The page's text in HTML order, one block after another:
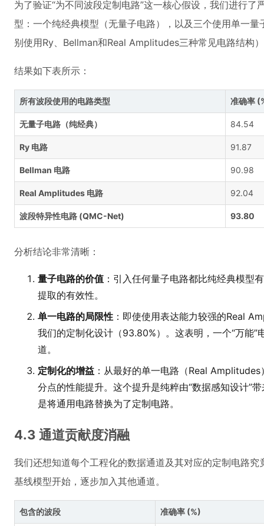
为了验证“为不同波段定制电路”这一核心假设，我们进行
型：一个纯经典模型（无量子电路），以及三个使用单一
别使用Ry、Bellman和Real Amplitudes三种常见电路结构
结果如下表所示：
所有波段使用的电路类型 准确率
无量子电路（纯经典） 84.54
Ry 电路 91.87
Bellman 电路 90.98
Real Amplitudes 电路 92.04
波段特异性电路 (QMC-Net) 93.80
分析结论非常清晰：
量子电路的价值 ：引入任何量子电路都比纯经典模型
提取的有效性。
单一电路的局限性 ：即使使用表达能力较强的Real
我们的定制化设计（93.80%）。这表明，一个“万能
道。
定制化的增益 ：从最好的单一电路（Real
分点的性能提升。这个提升是纯粹由“数据感知设计”
是将通用电路替换为了定制电路。
4.3 通道贡献度消融
我们还想知道每个工程化的数据通道及其对应的定制电路
基线模型开始，逐步加入其他通道。
包含的波段 准确率 (%)